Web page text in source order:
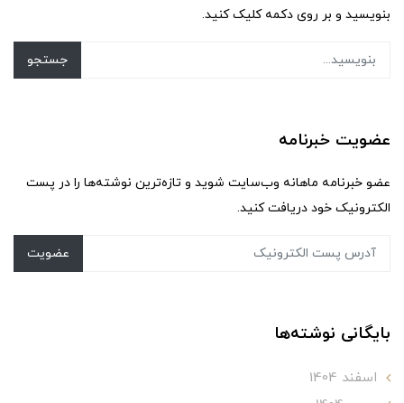
بنویسید و بر روی دکمه کلیک کنید.
جستجو
عضویت خبرنامه
عضو خبرنامه ماهانه وب‌سایت شوید و تازه‌ترین نوشته‌ها را در پست
الکترونیک خود دریافت کنید.
عضویت
بایگانی نوشته‌ها
اسفند 1404